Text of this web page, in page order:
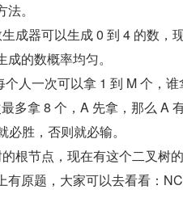
。
成器可以生成 0 到 4 的数，
的数概率均匀。
人一次可以拿 1 到 M 个，
多拿 8 个，A 先拿，那么 A
胜，否则就必输。
根节点，现在有这个二叉树
有原题，大家可以去看看：